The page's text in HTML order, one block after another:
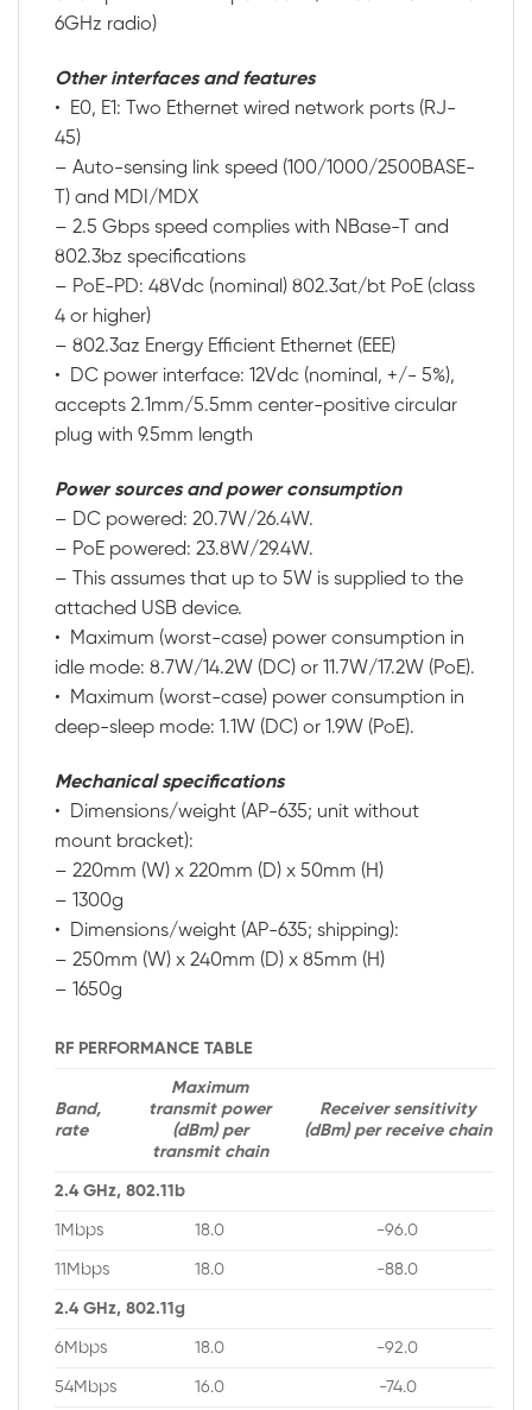
6GHz radio)
Other interfaces and features
• E0, E1: Two Ethernet wired network ports (RJ-
45)
– Auto-sensing link speed (100/1000/2500BASE-
T) and MDI/MDX
– 2.5 Gbps speed complies with NBase-T and
802.3bz specifications
– PoE-PD: 48Vdc (nominal) 802.3at/bt PoE (class
4 or higher)
– 802.3az Energy Efficient Ethernet (EEE)
• DC power interface: 12Vdc (nominal, +/- 5%),
accepts 2.1mm/5.5mm center-positive circular
plug with 9.5mm length
Power sources and power consumption
– DC powered: 20.7W/26.4W.
– PoE powered: 23.8W/29.4W.
– This assumes that up to 5W is supplied to the
attached USB device.
• Maximum (worst-case) power consumption in
idle mode: 8.7W/14.2W (DC) or 11.7W/17.2W (PoE).
• Maximum (worst-case) power consumption in
deep-sleep mode: 1.1W (DC) or 1.9W (PoE).
Mechanical specifications
• Dimensions/weight (AP-635; unit without
mount bracket):
– 220mm (W) x 220mm (D) x 50mm (H)
– 1300g
• Dimensions/weight (AP-635; shipping):
– 250mm (W) x 240mm (D) x 85mm (H)
– 1650g
RF PERFORMANCE TABLE
Band,
rate
Maximum
transmit power
(dBm) per
transmit chain
Receiver sensitivity
(dBm) per receive chain
2.4 GHz, 802.11b
1Mbps 18.0 -96.0
11Mbps 18.0 -88.0
2.4 GHz, 802.11g
6Mbps 18.0 -92.0
54Mbps 16.0 -74.0